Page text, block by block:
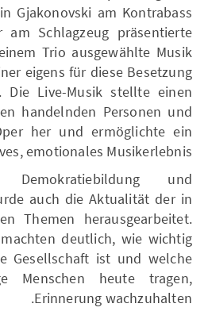
Gjakonovski am Kontrabass
Schlagzeug präsentierte
Trio ausgewählte Musik
eigens für diese Besetzung
Die Live-Musik stellte einen
handelnden Personen und
her und ermöglichte ein
emotionales Musikerlebnis.
und
auch die Aktualität der in
Themen herausgearbeitet.
deutlich, wie wichtig
Gesellschaft ist und welche
Menschen heute tragen,
Erinnerung wachzuhalten.